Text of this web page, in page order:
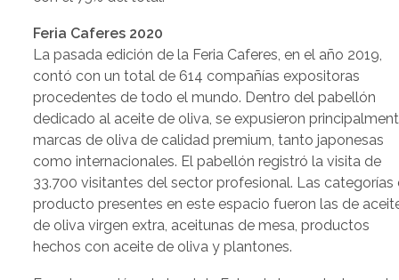
Feria Caferes 2020
La pasada edición de la Feria Caferes, en el año 2019,
contó con un total de 614 compañías expositoras
procedentes de todo el mundo. Dentro del pabellón
dedicado al aceite de oliva, se expusieron
marcas de oliva de calidad premium, tanto japonesas
como internacionales. El pabellón registró la visita de
33.700 visitantes del sector profesional. Las categorías
producto presentes en este espacio fueron las de
de oliva virgen extra, aceitunas de mesa, productos
hechos con aceite de oliva y plantones.